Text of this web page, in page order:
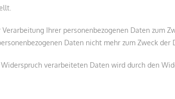
Ihrer personenbezogenen Daten zum
Daten nicht mehr zum Zweck der
verarbeiteten Daten wird durch den